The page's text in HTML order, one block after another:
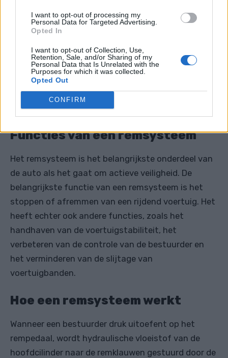
I want to opt-out of processing my
Personal Data for Targeted Advertising.
Opted In
I want to opt-out of Collection, Use,
Retention, Sale, and/or Sharing of my
Personal Data that Is Unrelated with the
Purposes for which it was collected.
Opted Out
CONFIRM
componenten
Remsystemen met enkel circuit en dubbel
circuit
Soorten remmen
Conclusie
Functies van een remsysteem
Het remsysteem is het belangrijkste onderdeel van
de auto als het gaat om actieve veiligheid. De
belangrijkste functie van een remsysteem is het
stoppen of afremmen van een rijdend voertuig. Het
heeft echter ook andere functies, zoals het
handhaven van de voertuigstabiliteit, het
verbeteren van de controle van de bestuurder en
het verminderen van de slijtage van
voertuigbanden.
Hoe een remsysteem werkt
Wanneer een bestuurder druk uitoefent op het
rempedaal, wordt hydraulische vloeistof van de
hoofdcilinder naar de remklauwen gestuurd door de